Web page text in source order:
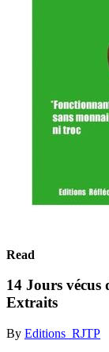
Read
14 Jours vécus
Extraits
By Editions_RJTP